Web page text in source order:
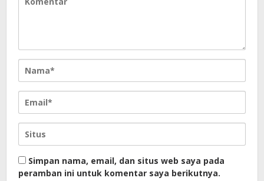
Simpan nama, email, dan situs web saya pada
peramban ini untuk komentar saya berikutnya.